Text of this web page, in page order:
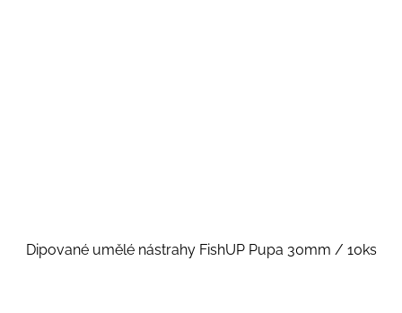
Dipované umělé nástrahy FishUP Pupa 30mm / 10ks